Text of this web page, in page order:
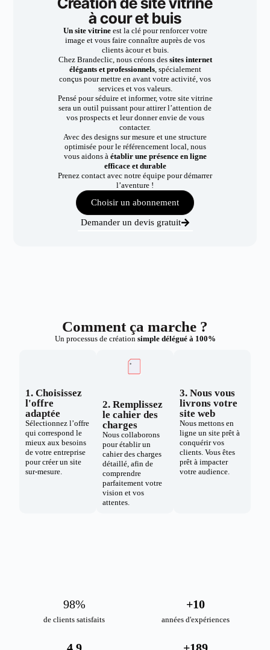
à cour et buis
Un site vitrineest la clé pour renforcer votre
image et vous faire connaître auprès de vos
clients àcour et buis.
Chez Brandeclic, nous créons dessites internet
élégants et professionnels, spécialement
conçus pour mettre en avant votre activité, vos
services et vos valeurs.
Pensé pour séduire et informer, votre site vitrine
sera un outil puissant pour attirer l’attention de
vos prospects et leur donner envie de vous
contacter.
Avec des designs sur mesure et une structure
optimisée pour le référencement local, nous
vous aidons à établir une présence en ligne
efficace et durable
Prenez contact avec notre équipe pour démarrer
l’aventure !
Choisir un abonnement
Demander un devis gratuit
Comment ça marche ?
Un processus de création simple délégué à 100%
1. Choisissez
l'offre
adaptée
Sélectionnez l’offre
qui correspond le
mieux aux besoins
de votre entreprise
pour créer un site
sur-mesure.
2. Remplissez
le cahier des
charges
Nous collaborons
pour établir un
cahier des charges
détaillé, afin de
comprendre
parfaitement votre
vision et vos
attentes.
3. Nous vous
livrons votre
site web
Nous mettons en
ligne un site prêt à
conquérir vos
clients. Vous êtes
prêt à impacter
votre audience.
de clients satisfaits
98%
années d'expériences
+10